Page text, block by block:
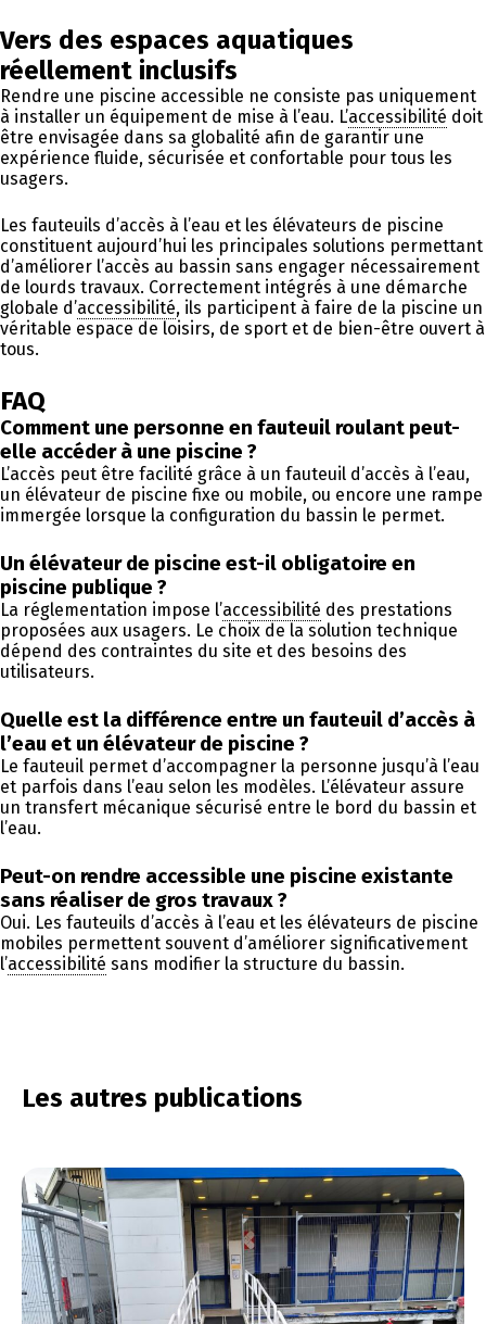
Vers des espaces aquatiques
réellement inclusifs
Rendre une piscine accessible ne consiste pas uniquement
à installer un équipement de mise à l’eau. L’accessibilité doit
être envisagée dans sa globalité afin de garantir une
expérience fluide, sécurisée et confortable pour tous les
usagers.
Les fauteuils d’accès à l’eau et les élévateurs de piscine
constituent aujourd’hui les principales solutions permettant
d’améliorer l’accès au bassin sans engager nécessairement
de lourds travaux. Correctement intégrés à une démarche
globale d’accessibilité, ils participent à faire de la piscine un
véritable espace de loisirs, de sport et de bien-être ouvert à
tous.
FAQ
Comment une personne en fauteuil roulant peut-
elle accéder à une piscine ?
L’accès peut être facilité grâce à un fauteuil d’accès à l’eau,
un élévateur de piscine fixe ou mobile, ou encore une rampe
immergée lorsque la configuration du bassin le permet.
Un élévateur de piscine est-il obligatoire en
piscine publique ?
La réglementation impose l’accessibilité des prestations
proposées aux usagers. Le choix de la solution technique
dépend des contraintes du site et des besoins des
utilisateurs.
Quelle est la différence entre un fauteuil d’accès à
l’eau et un élévateur de piscine ?
Le fauteuil permet d’accompagner la personne jusqu’à l’eau
et parfois dans l’eau selon les modèles. L’élévateur assure
un transfert mécanique sécurisé entre le bord du bassin et
l’eau.
Peut-on rendre accessible une piscine existante
sans réaliser de gros travaux ?
Oui. Les fauteuils d’accès à l’eau et les élévateurs de piscine
mobiles permettent souvent d’améliorer significativement
l’accessibilité sans modifier la structure du bassin.
Les autres publications